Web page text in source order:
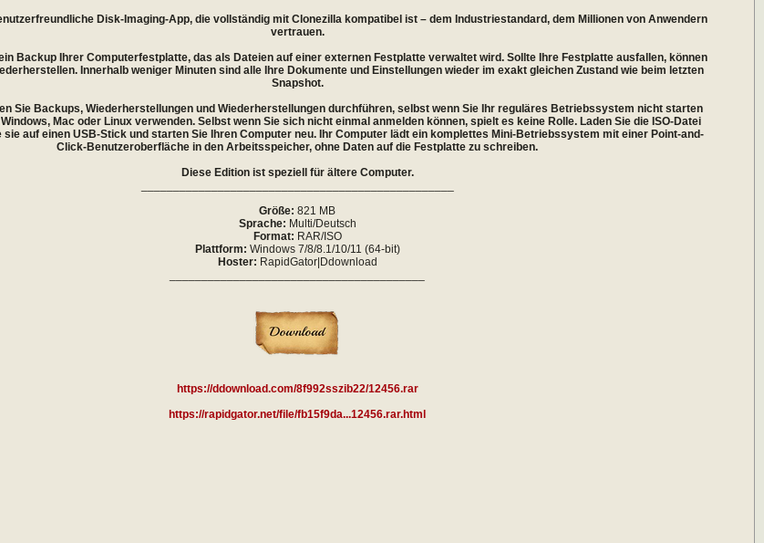
Disk-Imaging-App, die vollständig mit Clonezilla kompatibel ist – dem Industriestandard, dem Millionen von Anwendern
vertrauen.
Backup Ihrer Computerfestplatte, das als Dateien auf einer externen Festplatte verwaltet wird. Sollte Ihre Festplatte ausfallen, können
Innerhalb weniger Minuten sind alle Ihre Dokumente und Einstellungen wieder im exakt gleichen Zustand wie beim letzten
Snapshot.
Sie Backups, Wiederherstellungen und Wiederherstellungen durchführen, selbst wenn Sie Ihr reguläres Betriebssystem nicht starten
Windows, Mac oder Linux verwenden. Selbst wenn Sie sich nicht einmal anmelden können, spielt es keine Rolle. Laden Sie die ISO-Datei
sie auf einen USB-Stick und starten Sie Ihren Computer neu. Ihr Computer lädt ein komplettes Mini-Betriebssystem mit einer Point-and-
Click-Benutzeroberfläche in den Arbeitsspeicher, ohne Daten auf die Festplatte zu schreiben.
Diese Edition ist speziell für ältere Computer.
Größe: 821 MB
Sprache: Multi/Deutsch
Format: RAR/ISO
Plattform: Windows 7/8/8.1/10/11 (64-bit)
Hoster: RapidGator|Ddownload
https://ddownload.com/8f992sszib22/12456.rar
https://rapidgator.net/file/fb15f9da...12456.rar.html